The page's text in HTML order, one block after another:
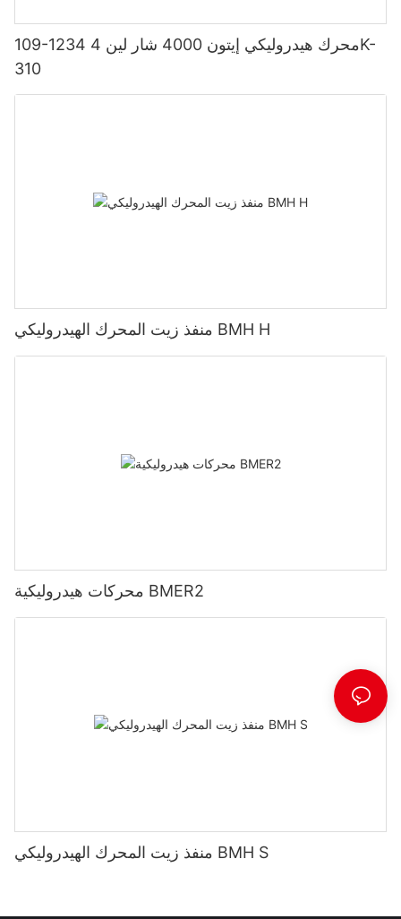
109-1234 محرك هيدروليكي إيتون 4000 شار لين 4K-
310
منفذ زيت المحرك الهيدروليكي BMH H
محركات هيدروليكية BMER2
منفذ زيت المحرك الهيدروليكي BMH S